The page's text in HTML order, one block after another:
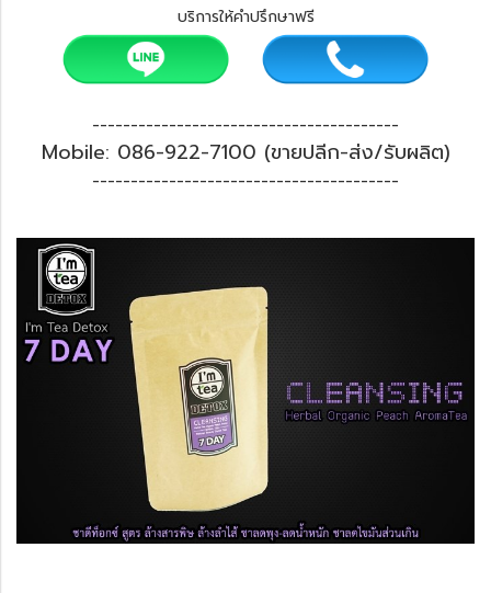
บริการให้คำปรึกษาฟรี
----------------------------------------
Mobile: 086-922-7100 (ขายปลีก-ส่ง/รับผลิต)
----------------------------------------